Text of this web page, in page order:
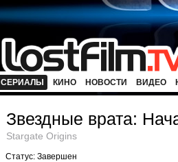
СЕРИАЛЫ КИНО НОВОСТИ ВИДЕО
Звездные врата:
Stargate Origins
Статус: Завершен